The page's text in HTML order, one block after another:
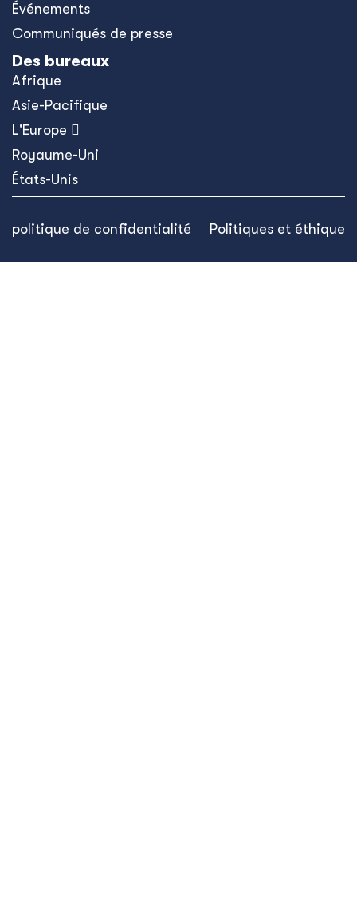
Événements
Communiqués de presse
Des bureaux
Afrique
Asie-Pacifique
L'Europe 
Royaume-Uni
États-Unis
politique de confidentialité Politiques et éthique